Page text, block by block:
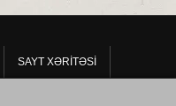
SAYT XƏRITƏSI